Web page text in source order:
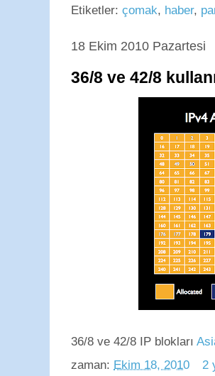
Etiketler: çomak, haber,
18 Ekim 2010 Pazartesi
36/8 ve 42/8
36/8 ve 42/8 IP blokları
zaman: Ekim 18, 2010
2